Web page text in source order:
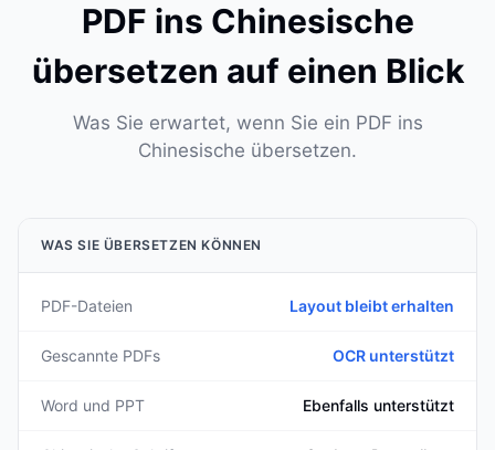
PDF ins Chinesische
übersetzen auf einen Blick
Was Sie erwartet, wenn Sie ein PDF ins
Chinesische übersetzen.
WAS SIE ÜBERSETZEN KÖNNEN
PDF-Dateien Layout bleibt erhalten
Gescannte PDFs OCR unterstützt
Word und PPT Ebenfalls unterstützt